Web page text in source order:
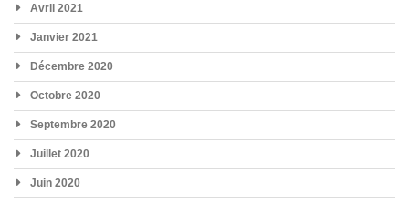
Avril 2021
Janvier 2021
Décembre 2020
Octobre 2020
Septembre 2020
Juillet 2020
Juin 2020